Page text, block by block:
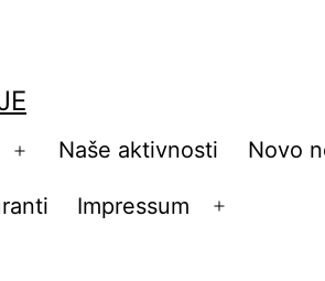
Open
menu
Naše aktivnosti Novo
Impressum